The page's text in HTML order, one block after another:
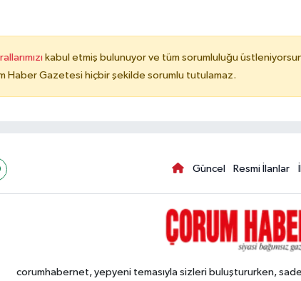
kabul etmiş bulunuyor ve tüm sorumluluğu
Haber Gazetesi hiçbir şekilde sorumlu tutulamaz.
Güncel Resmi İlanlar
corumhabernet, yepyeni temasıyla sizleri buluştururken,